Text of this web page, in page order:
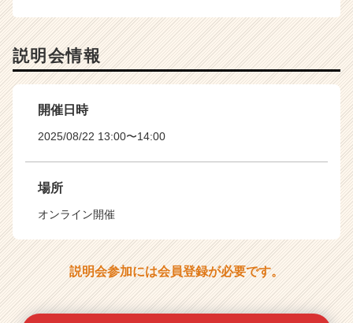
説明会情報
開催日時
2025/08/22 13:00〜14:00
場所
オンライン開催
説明会参加には会員登録が必要です。